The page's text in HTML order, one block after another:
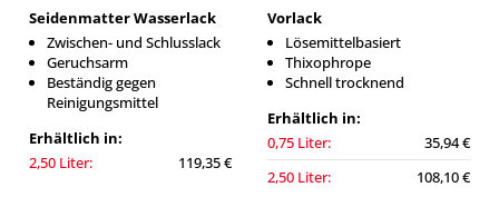
Seidenmatter Wasserlack
Zwischen- und Schlusslack
Geruchsarm
Beständig gegen
Reinigungsmittel
Erhältlich in:
2,50 Liter:
119,35 €
Vorlack
Lösemittelbasiert
Thixophrope
Schnell trocknend
Erhältlich in:
0,75 Liter:
35,94 €
2,50 Liter:
108,10 €